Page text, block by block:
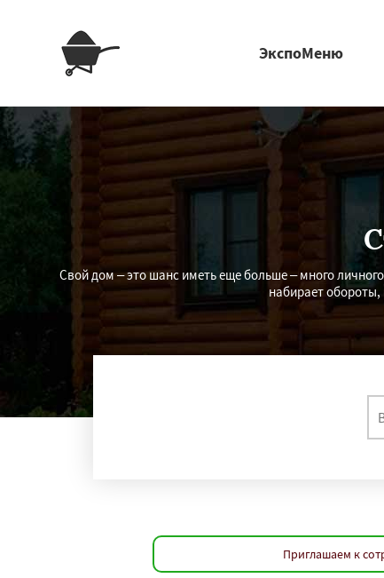
ЭкспоМеню
Свой дом – это шанс иметь еще больше – много
набирает
Приглашаем к